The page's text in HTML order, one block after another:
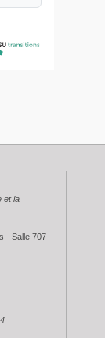
et la
- Salle 707